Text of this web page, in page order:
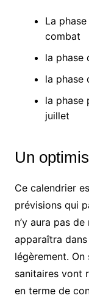
La
combat
la phase
la phase
la phase
juillet
Un
Ce calendrier
prévisions qui
n’y aura pas
apparaîtra
légèrement.
sanitaires vont
en terme de